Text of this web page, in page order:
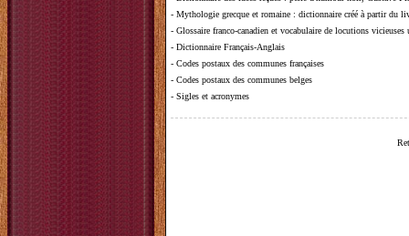
- Mythologie grecque et romaine : dictionnaire créé à partir du
- Glossaire franco-canadien et vocabulaire de locutions vicieuses
- Dictionnaire Français-Anglais
- Codes postaux des communes françaises
- Codes postaux des communes belges
- Sigles et acronymes